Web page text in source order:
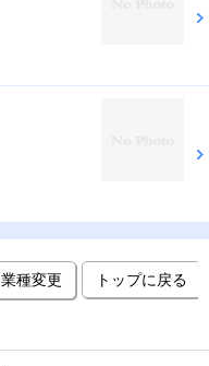
業種変更 トップに戻る